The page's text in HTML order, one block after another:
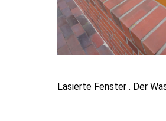
Lasierte Fenster . Der